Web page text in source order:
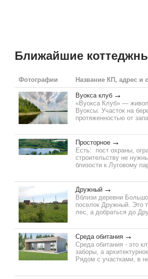
Ближайшие
Фотографии Название КП, адрес и
Вуокса клуб
«Вуокса Клуб» —
Вуоксы. Участок на
протяженностью от
Просторное
Есть: пост охраны,
строительству не
близости к Луговому
Дружный
Вблизи деревни
поселок Дружный. Это
лес, а добраться до
Среда обитания
Среда обитания - это
заборы, а
Рядом с участками, в